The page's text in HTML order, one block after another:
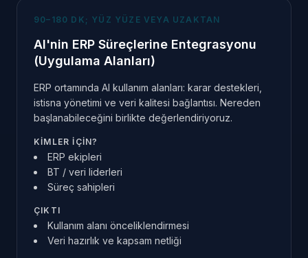
90–180 DK; YÜZ YÜZE VEYA UZAKTAN
AI'nin ERP Süreçlerine Entegrasyonu
(Uygulama Alanları)
ERP ortamında AI kullanım alanları: karar destekleri,
istisna yönetimi ve veri kalitesi bağlantısı. Nereden
başlanabileceğini birlikte değerlendiriyoruz.
KIMLER IÇIN?
ERP ekipleri
BT / veri liderleri
Süreç sahipleri
ÇIKTI
Kullanım alanı önceliklendirmesi
Veri hazırlık ve kapsam netliği